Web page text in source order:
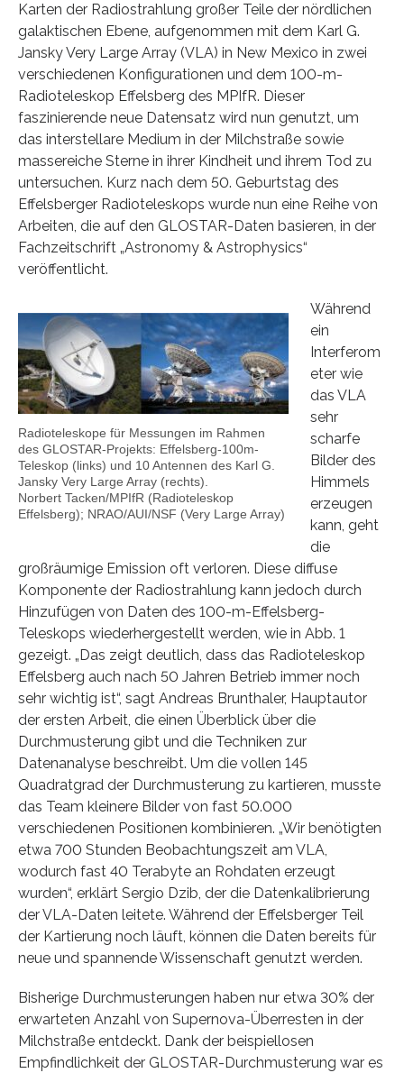
Karten der Radiostrahlung großer Teile der nördlichen
galaktischen Ebene, aufgenommen mit dem Karl G.
Jansky Very Large Array (VLA) in New Mexico in zwei
verschiedenen Konfigurationen und dem 100-m-
Radioteleskop Effelsberg des MPIfR. Dieser
faszinierende neue Datensatz wird nun genutzt, um
das interstellare Medium in der Milchstraße sowie
massereiche Sterne in ihrer Kindheit und ihrem Tod zu
untersuchen. Kurz nach dem 50. Geburtstag des
Effelsberger Radioteleskops wurde nun eine Reihe von
Arbeiten, die auf den GLOSTAR-Daten basieren, in der
Fachzeitschrift „Astronomy & Astrophysics“
veröffentlicht.
Radioteleskope für Messungen im Rahmen
des GLOSTAR-Projekts: Effelsberg-100m-
Teleskop (links) und 10 Antennen des Karl G.
Jansky Very Large Array (rechts).
Norbert Tacken/MPIfR (Radioteleskop
Effelsberg); NRAO/AUI/NSF (Very Large Array)
Während
ein
Interferom
eter wie
das VLA
sehr
scharfe
Bilder des
Himmels
erzeugen
kann, geht
die
großräumige Emission oft verloren. Diese diffuse
Komponente der Radiostrahlung kann jedoch durch
Hinzufügen von Daten des 100-m-Effelsberg-
Teleskops wiederhergestellt werden, wie in Abb. 1
gezeigt. „Das zeigt deutlich, dass das Radioteleskop
Effelsberg auch nach 50 Jahren Betrieb immer noch
sehr wichtig ist“, sagt Andreas Brunthaler, Hauptautor
der ersten Arbeit, die einen Überblick über die
Durchmusterung gibt und die Techniken zur
Datenanalyse beschreibt. Um die vollen 145
Quadratgrad der Durchmusterung zu kartieren, musste
das Team kleinere Bilder von fast 50.000
verschiedenen Positionen kombinieren. „Wir benötigten
etwa 700 Stunden Beobachtungszeit am VLA,
wodurch fast 40 Terabyte an Rohdaten erzeugt
wurden“, erklärt Sergio Dzib, der die Datenkalibrierung
der VLA-Daten leitete. Während der Effelsberger Teil
der Kartierung noch läuft, können die Daten bereits für
neue und spannende Wissenschaft genutzt werden.
Bisherige Durchmusterungen haben nur etwa 30% der
erwarteten Anzahl von Supernova-Überresten in der
Milchstraße entdeckt. Dank der beispiellosen
Empfindlichkeit der GLOSTAR-Durchmusterung war es